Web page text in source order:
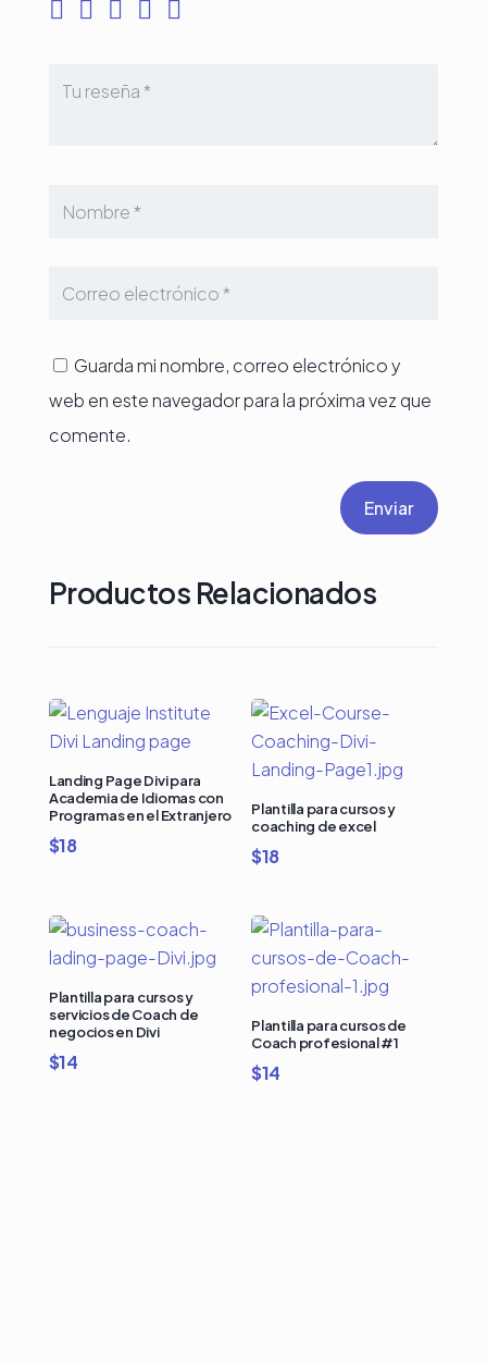
Guarda mi nombre, correo electrónico y
web en este navegador para la próxima vez que
comente.
Enviar
Productos Relacionados
Landing Page Divi para
Academia de Idiomas con
Programas en el Extranjero
$18
Plantilla para cursos y
coaching de excel
$18
Plantilla para cursos y
servicios de Coach de
negocios en Divi
$14
Plantilla para cursos de
Coach profesional #1
$14